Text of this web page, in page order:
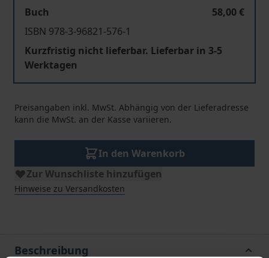
Buch
58,00 €
ISBN 978-3-96821-576-1
Kurzfristig nicht lieferbar. Lieferbar in 3-5
Werktagen
Preisangaben inkl. MwSt. Abhängig von der Lieferadresse
kann die MwSt. an der Kasse variieren.
In den Warenkorb
Zur Wunschliste hinzufügen
Hinweise zu Versandkosten
Beschreibung